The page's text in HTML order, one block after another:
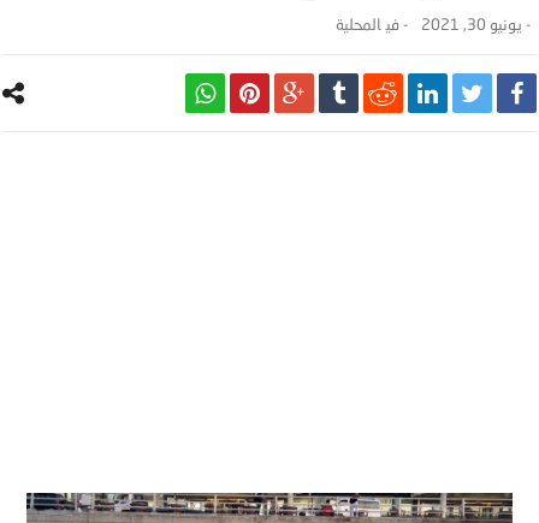
- يونيو 30, 2021 - ‎في المحلية